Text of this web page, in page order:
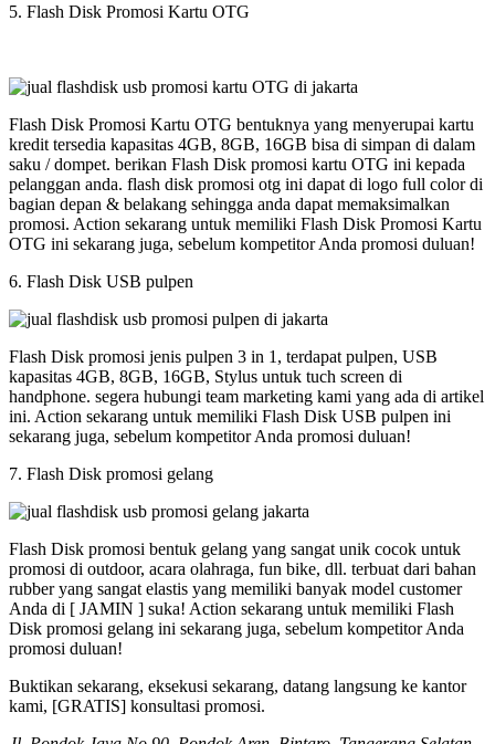
5. Flash Disk Promosi Kartu OTG
Flash Disk Promosi Kartu OTG bentuknya yang menyerupai kartu
kredit tersedia kapasitas 4GB, 8GB, 16GB bisa di simpan di dalam
saku / dompet. berikan Flash Disk promosi kartu OTG ini kepada
pelanggan anda. flash disk promosi otg ini dapat di logo full color di
bagian depan & belakang sehingga anda dapat memaksimalkan
promosi. Action sekarang untuk memiliki Flash Disk Promosi Kartu
OTG ini sekarang juga, sebelum kompetitor Anda promosi duluan!
6. Flash Disk USB pulpen
Flash Disk promosi jenis pulpen 3 in 1, terdapat pulpen, USB
kapasitas 4GB, 8GB, 16GB, Stylus untuk tuch screen di
handphone. segera hubungi team marketing kami yang ada di artikel
ini. Action sekarang untuk memiliki Flash Disk USB pulpen ini
sekarang juga, sebelum kompetitor Anda promosi duluan!
7. Flash Disk promosi gelang
Flash Disk promosi bentuk gelang yang sangat unik cocok untuk
promosi di outdoor, acara olahraga, fun bike, dll. terbuat dari bahan
rubber yang sangat elastis yang memiliki banyak model customer
Anda di [ JAMIN ] suka! Action sekarang untuk memiliki Flash
Disk promosi gelang ini sekarang juga, sebelum kompetitor Anda
promosi duluan!
Buktikan sekarang, eksekusi sekarang, datang langsung ke kantor
kami, [GRATIS] konsultasi promosi.